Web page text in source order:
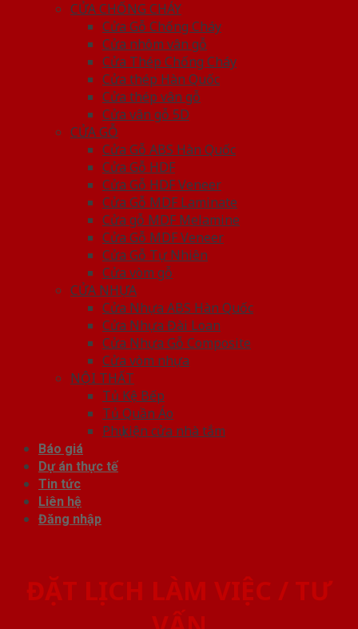
CỬA CHỐNG CHÁY
Cửa Gỗ Chống Cháy
Cửa nhôm vân gỗ
Cửa Thép Chống Cháy
Cửa thép Hàn Quốc
Cửa thép vân gỗ
Cửa vân gỗ 5D
CỬA GỖ
Cửa Gỗ ABS Hàn Quốc
Cửa Gỗ HDF
Cửa Gỗ HDF Veneer
Cửa Gỗ MDF Laminate
Cửa gỗ MDF Melamine
Cửa Gỗ MDF Veneer
Cửa Gỗ Tự Nhiên
Cửa vòm gỗ
CỬA NHỰA
Cửa Nhựa ABS Hàn Quốc
Cửa Nhựa Đài Loan
Cửa Nhựa Gỗ Composite
Cửa vòm nhựa
NỘI THẤT
Tủ Kệ Bếp
Tủ Quần Áo
Phụ kiện cửa nhà tắm
Báo giá
Dự án thực tế
Tin tức
Liên hệ
Đăng nhập
ĐẶT LỊCH LÀM VIỆC / TƯ